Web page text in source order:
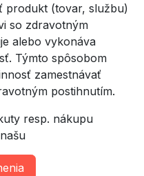
produkt (tovar, službu)
so zdravotným
alebo vykonáva
Týmto spôsobom
zamestnávať
postihnutím.
resp. nákupu